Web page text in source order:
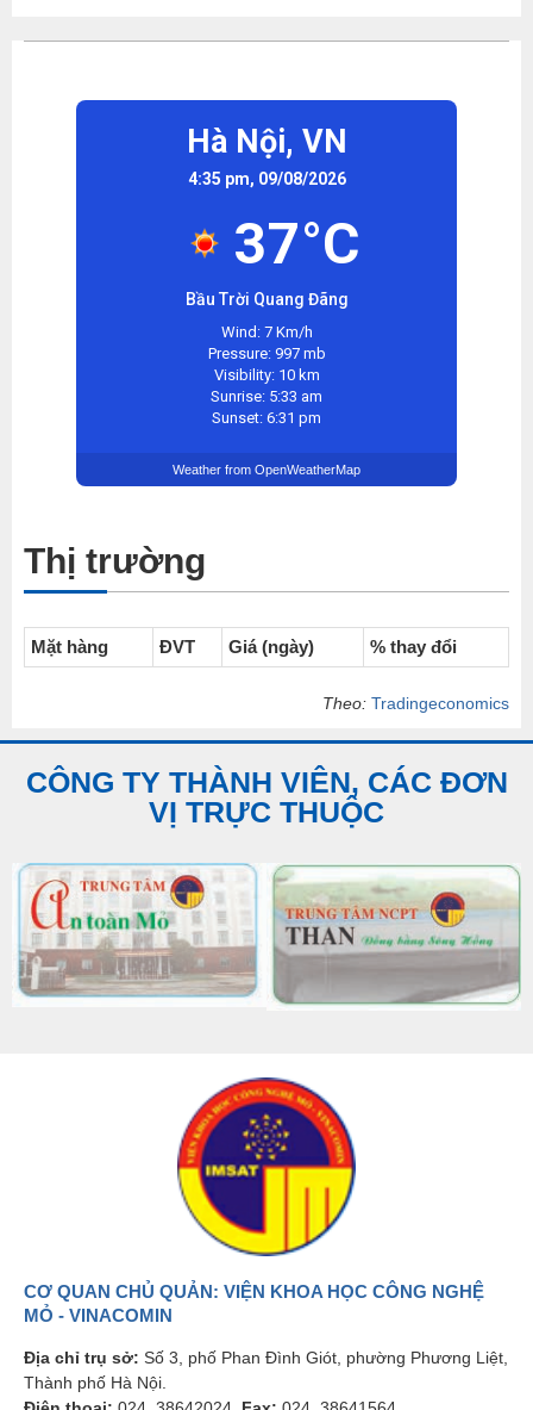
Hà Nội, VN
4:35 pm, 09/08/2026
37°C
Bầu Trời Quang Đãng
Wind: 7 Km/h
Pressure: 997 mb
Visibility: 10 km
Sunrise: 5:33 am
Sunset: 6:31 pm
Weather from OpenWeatherMap
Thị trường
Mặt hàng ĐVT Giá (ngày) % thay đổi
Theo: Tradingeconomics
CÔNG TY THÀNH VIÊN, CÁC ĐƠN
VỊ TRỰC THUỘC
CƠ QUAN CHỦ QUẢN: VIỆN KHOA HỌC CÔNG NGHỆ
MỎ - VINACOMIN
Địa chỉ trụ sở: Số 3, phố Phan Đình Giót, phường Phương Liệt,
Thành phố Hà Nội.